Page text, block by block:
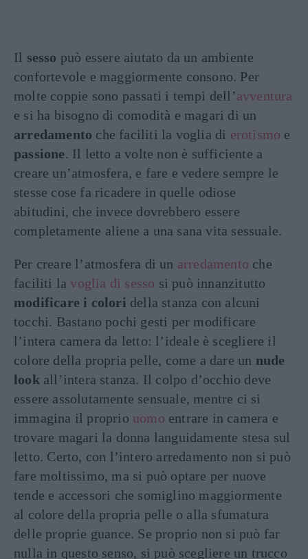
Il sesso può essere aiutato da un ambiente
confortevole e maggiormente consono. Per
molte coppie sono passati i tempi dell’avventura
e si ha bisogno di comodità e magari di un
arredamento che faciliti la voglia di erotismo e
passione. Il letto a volte non è sufficiente a
creare un’atmosfera, e fare e vedere sempre le
stesse cose fa ricadere in quelle odiose
abitudini, che invece dovrebbero essere
completamente aliene a una sana vita sessuale.
Per creare l’atmosfera di un arredamento che
faciliti lavoglia di sesso si può innanzitutto
modificare i colori della stanza con alcuni
tocchi. Bastano pochi gesti per modificare
l’intera camera da letto: l’ideale è scegliere il
colore della propria pelle, come a dare un nude
look all’intera stanza. Il colpo d’occhio deve
essere assolutamente sensuale, mentre ci si
immagina il proprio uomo entrare in camera e
trovare magari la donna languidamente stesa sul
letto. Certo, con l’intero arredamento non si può
fare moltissimo, ma si può optare per nuove
tende e accessori che somiglino maggiormente
al colore della propria pelle o alla sfumatura
delle proprie guance. Se proprio non si può far
nulla in questo senso, si può scegliere un trucco